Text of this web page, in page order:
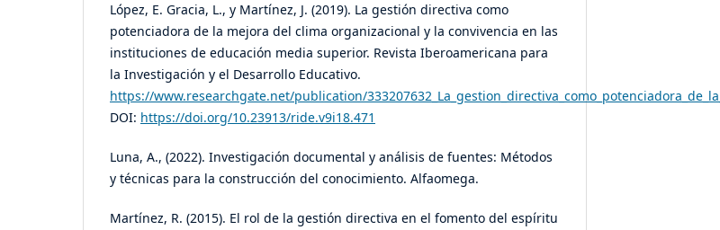
López, E. Gracia, L., y Martínez, J. (2019). La gestión directiva como
potenciadora de la mejora del clima organizacional y la convivencia en las
instituciones de educación media superior. Revista Iberoamericana para
la Investigación y el Desarrollo Educativo.
https://www.researchgate.net/publication/
DOI: https://doi.org/10.23913/ride.v9i18.471
Luna, A., (2022). Investigación documental y análisis de fuentes: Métodos
y técnicas para la construcción del conocimiento. Alfaomega.
Martínez, R. (2015). El rol de la gestión directiva en el fomento del espíritu